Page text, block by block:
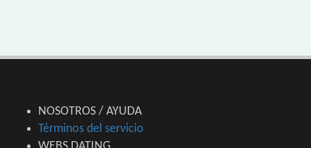
NOSOTROS / AYUDA
Términos del servicio